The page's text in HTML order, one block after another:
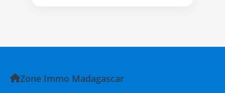
Zone Immo Madagascar